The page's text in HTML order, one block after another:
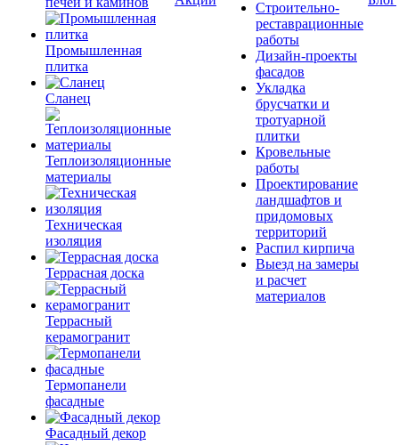
Промышленная
плитка
Сланец
Теплоизоляционные
материалы
Техническая
изоляция
Террасная доска
Террасный
керамогранит
Термопанели
фасадные
Фасадный декор
Строительно-
реставрационные
работы
Дизайн-проекты
фасадов
Укладка
брусчатки и
тротуарной
плитки
Кровельные
работы
Проектирование
ландшафтов и
придомовых
территорий
Распил кирпича
Выезд на замеры
и расчет
материалов